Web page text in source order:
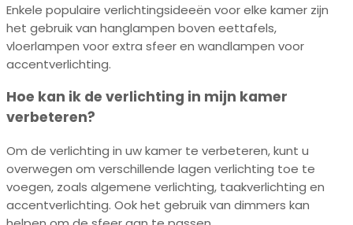
Enkele populaire verlichtingsideeën voor elke kamer zijn
het gebruik van hanglampen boven eettafels,
vloerlampen voor extra sfeer en wandlampen voor
accentverlichting.
Hoe kan ik de verlichting in mijn kamer
verbeteren?
Om de verlichting in uw kamer te verbeteren, kunt u
overwegen om verschillende lagen verlichting toe te
voegen, zoals algemene verlichting, taakverlichting en
accentverlichting. Ook het gebruik van dimmers kan